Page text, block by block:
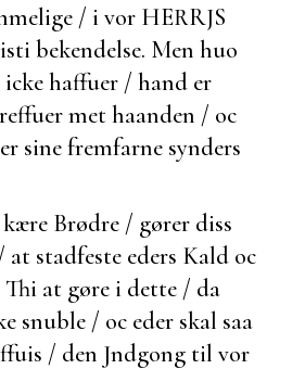
/ i vor HERRJS
bekendelse. Men huo
haffuer / hand er
met haanden / oc
sinefremfarne synders
Brødre / gører diss
at stadfeste eders Kald oc
Thi at gøre i dette / da
snuble / oc eder skal saa
/ den Jndgong til vor